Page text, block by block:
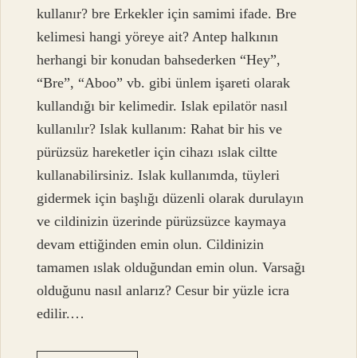
kullanır? bre Erkekler için samimi ifade. Bre
kelimesi hangi yöreye ait? Antep halkının
herhangi bir konudan bahsederken “Hey”,
“Bre”, “Aboo” vb. gibi ünlem işareti olarak
kullandığı bir kelimedir. Islak epilatör nasıl
kullanılır? Islak kullanım: Rahat bir his ve
pürüzsüz hareketler için cihazı ıslak ciltte
kullanabilirsiniz. Islak kullanımda, tüyleri
gidermek için başlığı düzenli olarak durulayın
ve cildinizin üzerinde pürüzsüzce kaymaya
devam ettiğinden emin olun. Cildinizin
tamamen ıslak olduğundan emin olun. Varsağı
olduğunu nasıl anlarız? Cesur bir yüzle icra
edilir.…